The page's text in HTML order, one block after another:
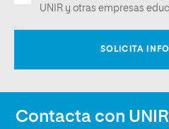
Contacta con UNIR